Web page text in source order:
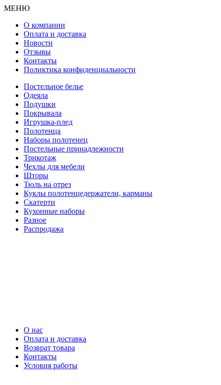
МЕНЮ
О компании
Оплата и доставка
Новости
Отзывы
Контакты
Поликтика конфиденциальности
Постельное белье
Одеяла
Подушки
Покрывала
Игрушка-плед
Полотенца
Наборы полотенец
Постельные принадлежности
Трикотаж
Чехлы для мебели
Шторы
Тюль на отрез
Куклы полотенцедержатели, карманы
Скатерти
Кухонные наборы
Разное
Распродажа
О нас
Оплата и доставка
Возврат товара
Контакты
Условия работы